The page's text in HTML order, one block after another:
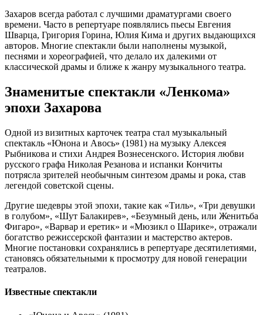
Захаров всегда работал с лучшими драматургами своего
времени. Часто в репертуаре появлялись пьесы Евгения
Шварца, Григория Горина, Юлия Кима и других выдающихся
авторов. Многие спектакли были наполнены музыкой,
песнями и хореографией, что делало их далекими от
классической драмы и ближе к жанру музыкального театра.
Знаменитые спектакли «Ленкома»
эпохи Захарова
Одной из визитных карточек театра стал музыкальный
спектакль «Юнона и Авось» (1981) на музыку Алексея
Рыбникова и стихи Андрея Вознесенского. История любви
русского графа Николая Резанова и испанки Кончиты
потрясла зрителей необычным синтезом драмы и рока, став
легендой советской сцены.
Другие шедевры этой эпохи, такие как «Тиль», «Три девушки
в голубом», «Шут Балакирев», «Безумный день, или Женитьба
Фигаро», «Варвар и еретик» и «Мюзикл о Шарике», отражали
богатство режиссерской фантазии и мастерство актеров.
Многие постановки сохранялись в репертуаре десятилетиями,
становясь обязательными к просмотру для новой генерации
театралов.
Известные спектакли